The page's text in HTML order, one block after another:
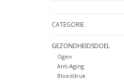
CATEGORIE
GEZONDHEIDSDOEL
Ogen
Anti-Aging
Bloeddruk